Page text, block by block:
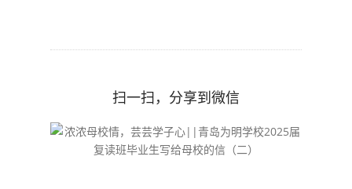
扫一扫，分享到微信